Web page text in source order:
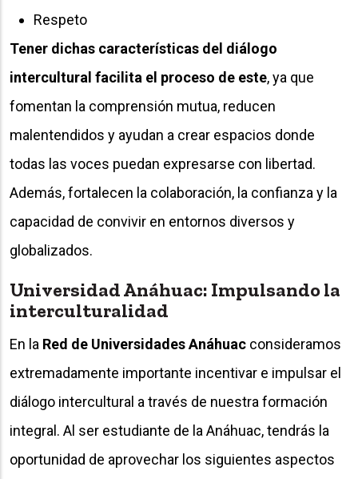
Respeto
Tener dichas características del diálogo
intercultural facilita el proceso de este, ya que
fomentan la comprensión mutua, reducen
malentendidos y ayudan a crear espacios donde
todas las voces puedan expresarse con libertad.
Además, fortalecen la colaboración, la confianza y la
capacidad de convivir en entornos diversos y
globalizados.
Universidad Anáhuac: Impulsando la
interculturalidad
En la Red de Universidades Anáhuac consideramos
extremadamente importante incentivar e impulsar el
diálogo intercultural a través de nuestra formación
integral. Al ser estudiante de la Anáhuac, tendrás la
oportunidad de aprovechar los siguientes aspectos